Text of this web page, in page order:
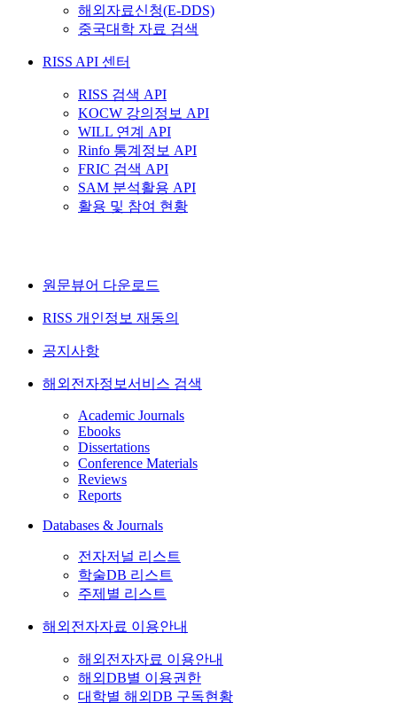
해외자료신청(E-DDS)
중국대학 자료 검색
RISS API 센터
RISS 검색 API
KOCW 강의정보 API
WILL 연계 API
Rinfo 통계정보 API
FRIC 검색 API
SAM 분석활용 API
활용 및 참여 현황
원문뷰어 다운로드
RISS 개인정보 재동의
공지사항
해외전자정보서비스 검색
Academic Journals
Ebooks
Dissertations
Conference Materials
Reviews
Reports
Databases & Journals
전자저널 리스트
학술DB 리스트
주제별 리스트
해외전자자료 이용안내
해외전자자료 이용안내
해외DB별 이용권한
대학별 해외DB 구독현황